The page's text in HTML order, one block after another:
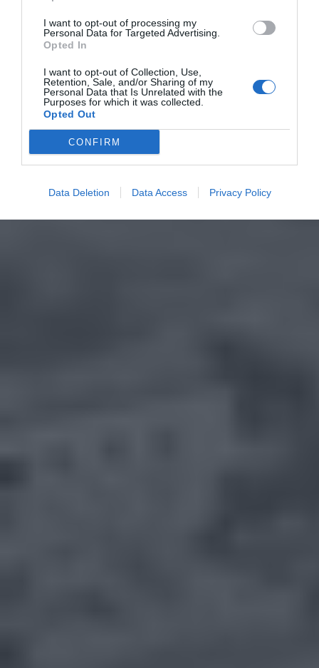
I want to opt-out of processing my
Personal Data for Targeted Advertising.
Opted In
I want to opt-out of Collection, Use,
Retention, Sale, and/or Sharing of my
Personal Data that Is Unrelated with the
Purposes for which it was collected.
Opted Out
CONFIRM
Data Deletion Data Access Privacy Policy